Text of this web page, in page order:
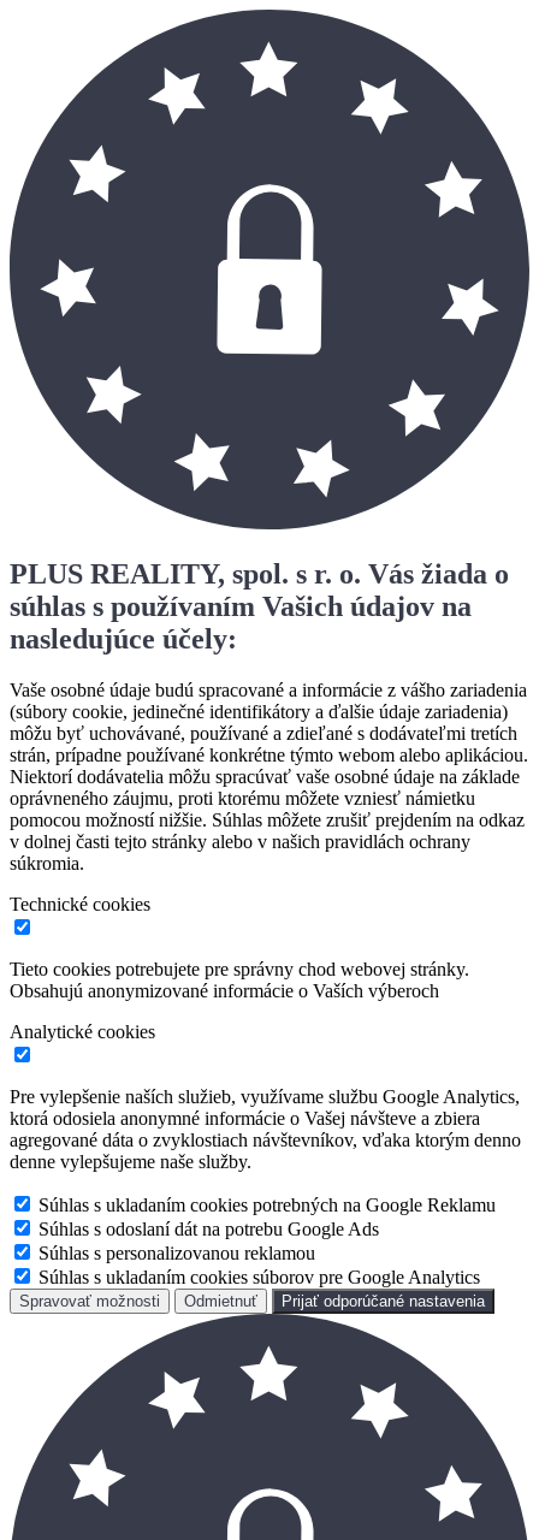
PLUS REALITY, spol. s r. o. Vás žiada o
súhlas s používaním Vašich údajov na
nasledujúce účely:
Vaše osobné údaje budú spracované a informácie z vášho zariadenia
(súbory cookie, jedinečné identifikátory a ďalšie údaje zariadenia)
môžu byť uchovávané, používané a zdieľané s dodávateľmi tretích
strán, prípadne používané konkrétne týmto webom alebo aplikáciou.
Niektorí dodávatelia môžu spracúvať vaše osobné údaje na základe
oprávneného záujmu, proti ktorému môžete vzniesť námietku
pomocou možností nižšie. Súhlas môžete zrušiť prejdením na odkaz
v dolnej časti tejto stránky alebo v našich pravidlách ochrany
súkromia.
Technické cookies
Tieto cookies potrebujete pre správny chod webovej stránky.
Obsahujú anonymizované informácie o Vaších výberoch
Analytické cookies
Pre vylepšenie naších služieb, využívame službu Google Analytics,
ktorá odosiela anonymné informácie o Vašej návšteve a zbiera
agregované dáta o zvyklostiach návštevníkov, vďaka ktorým denno
denne vylepšujeme naše služby.
Súhlas s ukladaním cookies potrebných na Google Reklamu
Súhlas s odoslaní dát na potrebu Google Ads
Súhlas s personalizovanou reklamou
Súhlas s ukladaním cookies súborov pre Google Analytics
Spravovať možnosti Odmietnuť Prijať odporúčané nastavenia